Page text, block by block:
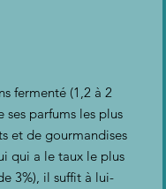
fermenté (1,2 à 2
ses parfums les plus
et de gourmandises
qui a le taux le plus
3%), il suffit à lui-